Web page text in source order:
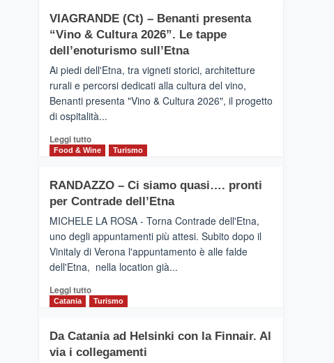
la
Valle
Alcantara
nei
primi
classifica
siciliana
IL
SAN
DOMENICO
TAORMINA,
UN
HOTEL
FOUR
PRESENTA
IL
SUMMER
BOOK
CLUB
VIAGRANDE (Ct) – Benanti presenta
“Vino & Cultura 2026”. Le tappe
dell’enoturismo sull’Etna
Ai piedi dell'Etna, tra vigneti storici, architetture
rurali e percorsi dedicati alla cultura del vino,
Benanti presenta "Vino & Cultura 2026", il progetto
di ospitalità...
Leggi tuttoLeggi
di
VIAGRANDE
(Ct)
–
presenta
“Vino
&
2026”.
Le
dell’enoturismo
sull’Etna
Food & Wine Turismo
RANDAZZO – Ci siamo quasi…. pronti
per Contrade dell’Etna
MICHELE LA ROSA - Torna Contrade dell'Etna,
uno degli appuntamenti più attesi. Subito dopo il
Vinitaly di Verona l'appuntamento è alle falde
dell'Etna, nella location già...
Leggi tuttoLeggi
di
RANDAZZO
–
Catania Turismo
Da Catania ad Helsinki con la Finnair. Al
via i collegamenti